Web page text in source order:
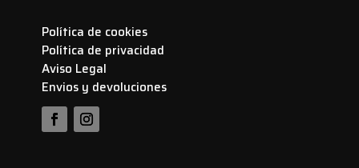
Política de cookies
Política de privacidad
Aviso Legal
Envios y devoluciones